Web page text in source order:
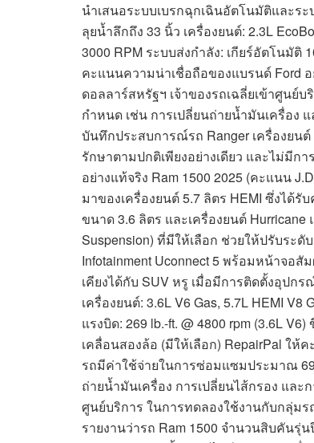
นำเสนอระบบเบรกฉุกเฉินอัตโนมัติและร
ลุยน้ำลึกถึง 33 นิ้ว เครื่องยนต์: 2.3L
3000 RPM ระบบส่งกำลัง: เกียร์อัตโนมัติ
คะแนนความน่าเชื่อถือของแบรนด์ Ford
ดอลลาร์สหรัฐฯ เจ้าของรถเฉลี่ยเข้าศูนย์
กำหนด เช่น การเปลี่ยนถ่ายน้ำมันเครื่อง
บันทึกประสบการณ์รถ Ranger เครื่องยนต์
รักษาตามปกติเพียงอย่างเดียว และไม่มี
อย่างแท้จริง Ram 1500 2025 (คะแนน
มาของเครื่องยนต์ 5.7 ลิตร HEMI ซึ่งได้
ขนาด 3.6 ลิตร และเครื่องยนต์
Suspension) ที่มีให้เลือก ช่วยให้ปรับระ
Infotainment Uconnect 5 พร้อมหน้าจอ
เคียงได้กับ SUV หรู เมื่อมีการติดตั้งอุปก
เครื่องยนต์: 3.6L V6 Gas, 5.7L HEMI V8
แรงบิด: 269 lb.-ft. @ 4800 rpm (3.6L
เคลื่อนสองล้อ (มีให้เลือก) RepairPal ให้
รถมีค่าใช้จ่ายในการซ่อมแซมประมาณ
ถ่ายน้ำมันเครื่อง การเปลี่ยนไส้กรอง แล
ศูนย์บริการ ในการทดลองใช้งานกับกลุ่ม
รายงานว่ารถ Ram 1500 จำนวนสิบคันรุ่